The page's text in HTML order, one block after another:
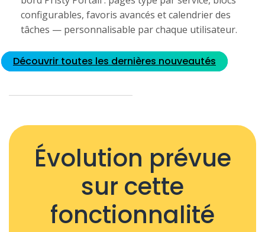
configurables, favoris avancés et calendrier des
tâches — personnalisable par chaque utilisateur.
Découvrir toutes les dernières nouveautés
Évolution prévue
sur cette
fonctionnalité